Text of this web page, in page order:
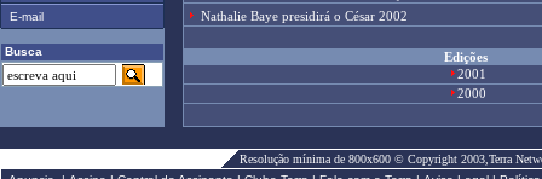
E-mail
Busca
Nathalie Baye presidirá o César 2002
Edições
2001
2000
Resolução mínima de 800x600 © Copyright 2003,Terra